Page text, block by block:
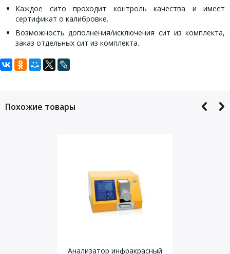
Каждое сито проходит контроль качества и имеет
сертификат о калибровке.
Возможность дополнения/исключения сит из комплекта,
заказ отдельных сит из комплекта.
Параметр
Материал просеивающего элемента
Задать вопрос
Похожие товары
Анализатор инфракрасный